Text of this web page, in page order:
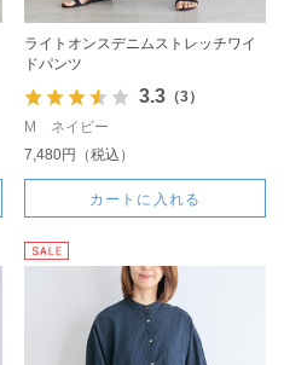
ライトオンスデニムストレッチワイ
ドパンツ
3.3（3）
M ネイビー
7,480円（税込）
カートに入れる